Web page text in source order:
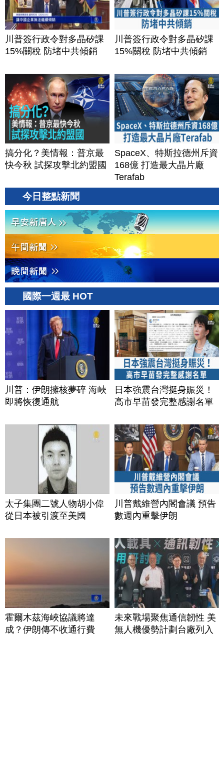
川普簽行政令對多晶矽課
15%關稅 防堵中共傾銷
川普簽行政令對多晶矽課
15%關稅 防堵中共傾銷
搞分化？美情報：普京最
快今秋 試探攻擊北約盟國
SpaceX、特斯拉德州斥資
168億 打造最大晶片廠
Terafab
今日整點新聞
國際一週最 HOT
川普：伊朗擁核夢碎 海峽
即將恢復通航
日本強震台灣挺身賑災！
高市早苗發完整感謝名單
太子集團二號人物胡小偉
從日本被引渡至美國
川普戴維營內閣會議 預告
數週內重擊伊朗
霍爾木茲海峽協議將達
成？伊朗傳不收通行費
未來戰場聚焦通信韌性 美
無人機優勢計劃台廠列入